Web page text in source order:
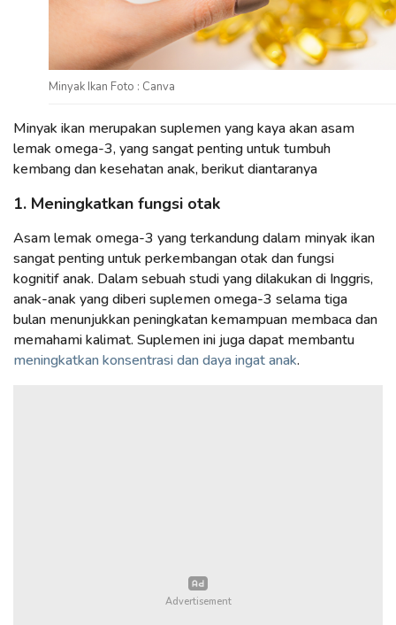
Minyak Ikan Foto : Canva
Minyak ikan merupakan suplemen yang kaya akan asam
lemak omega-3, yang sangat penting untuk tumbuh
kembang dan kesehatan anak, berikut diantaranya
1. Meningkatkan fungsi otak
Asam lemak omega-3 yang terkandung dalam minyak ikan
sangat penting untuk perkembangan otak dan fungsi
kognitif anak. Dalam sebuah studi yang dilakukan di Inggris,
anak-anak yang diberi suplemen omega-3 selama tiga
bulan menunjukkan peningkatan kemampuan membaca dan
memahami kalimat. Suplemen ini juga dapat membantu
meningkatkan konsentrasi dan daya ingat anak.